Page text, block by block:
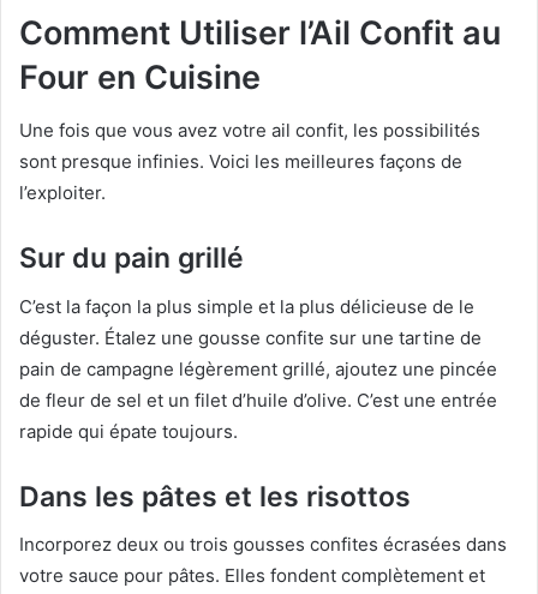
Comment Utiliser l’Ail Confit au
Four en Cuisine
Une fois que vous avez votre ail confit, les possibilités
sont presque infinies. Voici les meilleures façons de
l’exploiter.
Sur du pain grillé
C’est la façon la plus simple et la plus délicieuse de le
déguster. Étalez une gousse confite sur une tartine de
pain de campagne légèrement grillé, ajoutez une pincée
de fleur de sel et un filet d’huile d’olive. C’est une entrée
rapide qui épate toujours.
Dans les pâtes et les risottos
Incorporez deux ou trois gousses confites écrasées dans
votre sauce pour pâtes. Elles fondent complètement et